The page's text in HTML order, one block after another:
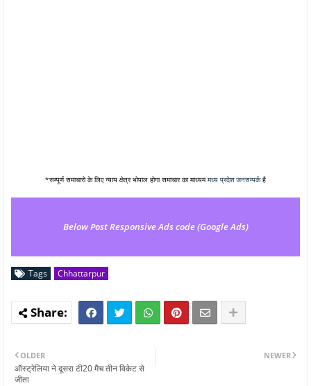
*सम्पूर्ण समाचारो के लिए न्याय क्षेत्र भोपाल होगा समाचार का माध्यममध्य प्रदेश जनसम्पर्कहै
Below Post Responsive Ads code (Google Ads)
Tags Chhattarpur
NEWER
OLDER
ऑस्ट्रेलिया ने दूसरा टी20 मैच तीन विकेट से
जीता